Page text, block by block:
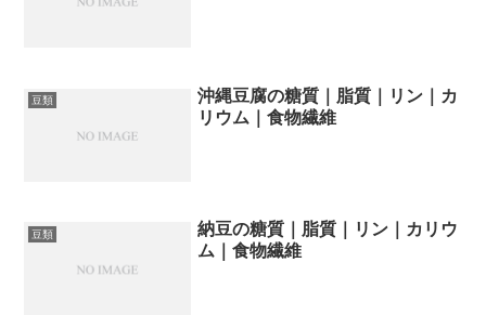
豆類
沖縄豆腐の糖質｜脂質｜リン｜カ
リウム｜食物繊維
豆類
納豆の糖質｜脂質｜リン｜カリウ
ム｜食物繊維